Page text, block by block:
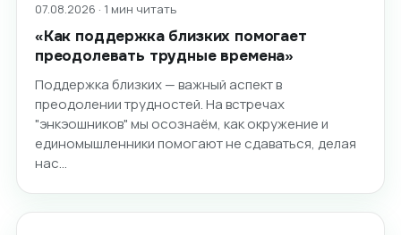
07.08.2026 · 1 мин читать
«Как поддержка близких помогает
преодолевать трудные времена»
Поддержка близких — важный аспект в
преодолении трудностей. На встречах
"энкэошников" мы осознаём, как окружение и
единомышленники помогают не сдаваться, делая
нас…